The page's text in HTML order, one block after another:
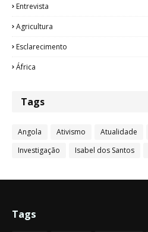
Entrevista
Agricultura
Esclarecimento
África
Tags
Angola Ativismo Atualidade
Investigação
Isabel dos Santos
Tags